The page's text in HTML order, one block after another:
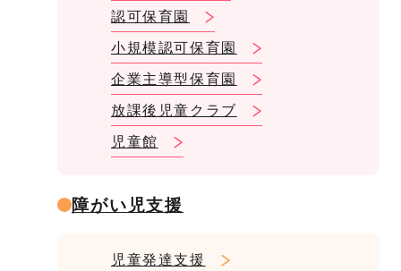
認可保育園
小規模認可保育園
企業主導型保育園
放課後児童クラブ
児童館
障がい児支援
児童発達支援